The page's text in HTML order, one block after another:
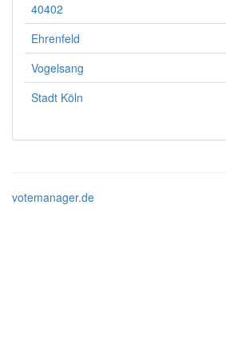
40402
Ehrenfeld
Vogelsang
Stadt Köln
votemanager.de